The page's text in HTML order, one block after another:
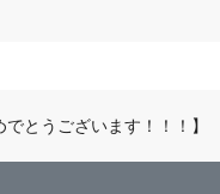
でとうございます！！！】